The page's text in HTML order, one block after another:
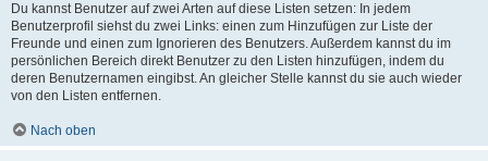
Du kannst Benutzer auf zwei Arten auf diese Listen setzen: In jedem
Benutzerprofil siehst du zwei Links: einen zum Hinzufügen zur Liste der
Freunde und einen zum Ignorieren des Benutzers. Außerdem kannst du im
persönlichen Bereich direkt Benutzer zu den Listen hinzufügen, indem du
deren Benutzernamen eingibst. An gleicher Stelle kannst du sie auch wieder
von den Listen entfernen.
Nach oben